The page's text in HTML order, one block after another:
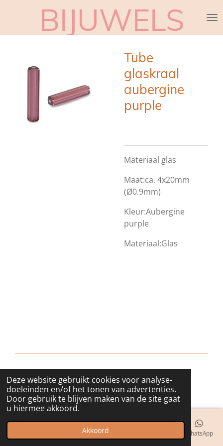
Deze website gebruikt cookies voor analyse-
doeleinden en/of het tonen van advertenties.
Door gebruik te blijven maken van de site gaat
u hiermee akkoord.
Akkoord
naar
BIJUWELS
Tube
glaskraal
aubergine
purple
Materiaal glas
Maat:ca. 4x20mm
(Ø0.9mm)
Kleur:Aubergine
purple
Materiaal:Glas
© 2018 - 2026 bijuwels
Telefoonnummer WhatsApp